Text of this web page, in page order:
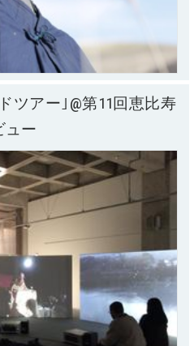
ツアー｣@第11回恵比寿
ュー